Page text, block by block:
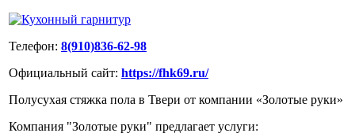
Телефон: 8(910)836-62-98
Официальный сайт: https://fhk69.ru/
Полусухая стяжка пола в Твери от компании «Золотые руки»
Компания "Золотые руки" предлагает услуги: